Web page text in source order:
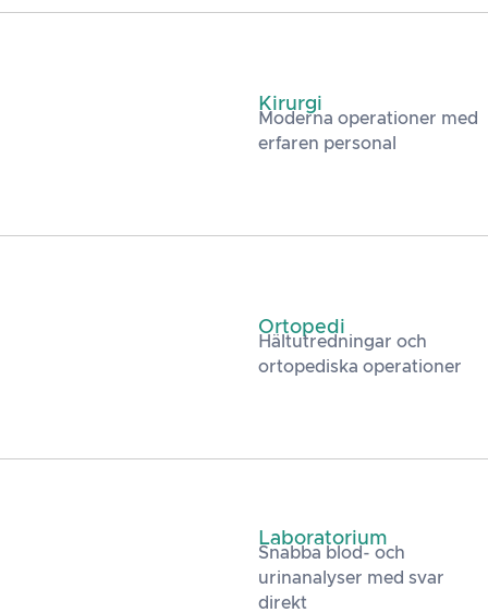
Kirurgi
Moderna operationer med
erfaren personal
Ortopedi
Hältutredningar och
ortopediska operationer
Laboratorium
Snabba blod- och
urinanalyser med svar
direkt